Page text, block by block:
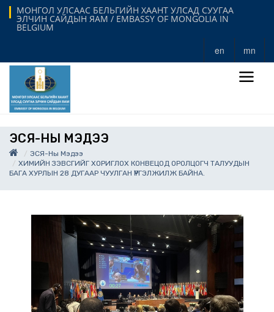
МОНГОЛ УЛСААС БЕЛЬГИЙН ХААНТ УЛСАД СУУГАА
ЭЛЧИН САЙДЫН ЯАМ / EMBASSY OF MONGOLIA IN
BELGIUM
en mn
ЭСЯ-НЫ МЭДЭЭ
ЭСЯ-Ны Мэдээ
ХИМИЙН ЗЭВСГИЙГ ХОРИГЛОХ КОНВЕЦОД ОРОЛЦОГЧ ТАЛУУДЫН
БАГА ХУРЛЫН 28 ДУГААР ЧУУЛГАН ҮРГЭЛЖИЛЖ БАЙНА.